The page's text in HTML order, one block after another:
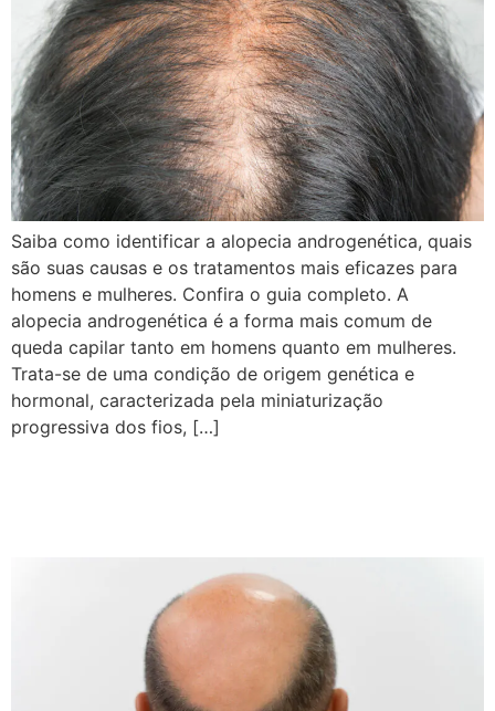
Saiba como identificar a alopecia androgenética, quais
são suas causas e os tratamentos mais eficazes para
homens e mulheres. Confira o guia completo. A
alopecia androgenética é a forma mais comum de
queda capilar tanto em homens quanto em mulheres.
Trata-se de uma condição de origem genética e
hormonal, caracterizada pela miniaturização
progressiva dos fios, […]